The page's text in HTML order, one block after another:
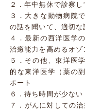
２．年中無休で診察し
３．大きな動物病院
の話を聞いて、適切
４．最新の西洋医学
治癒能力を高めるオ
５．その他、東洋医
的な東洋医学（薬の
ポート
６．待ち時間が少ない
７．がんに対しての